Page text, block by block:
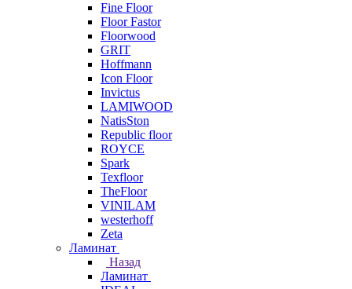
Fine Floor
Floor Fastor
Floorwood
GRIT
Hoffmann
Icon Floor
Invictus
LAMIWOOD
NatisSton
Republic floor
ROYCE
Spark
Texfloor
TheFloor
VINILAM
westerhoff
Zeta
Ламинат
Назад
Ламинат